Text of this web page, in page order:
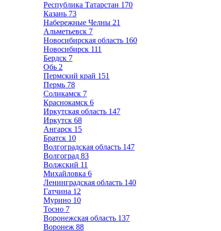
Республика Татарстан 170
Казань 73
Набережные Челны 21
Альметьевск 7
Новосибирская область 160
Новосибирск 111
Бердск 7
Обь 2
Пермский край 151
Пермь 78
Соликамск 7
Краснокамск 6
Иркутская область 147
Иркутск 68
Ангарск 15
Братск 10
Волгоградская область 147
Волгоград 83
Волжский 11
Михайловка 6
Ленинградская область 140
Гатчина 12
Мурино 10
Тосно 7
Воронежская область 137
Воронеж 88